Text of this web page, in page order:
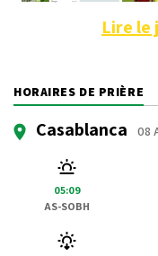
Lire le
HORAIRES DE PRIÈRE
Casablanca 08
05:09
AS-SOBH